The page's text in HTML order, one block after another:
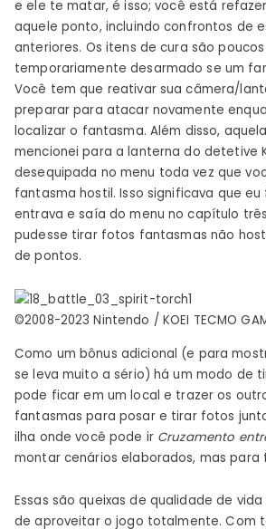
e ele te matar, é isso; você está
aquele ponto, incluindo confrontos de
anteriores. Os itens de cura são
temporariamente desarmado se um
Você tem que reativar sua câmera/
preparar para atacar novamente
localizar o fantasma. Além disso,
mencionei para a lanterna do detetive
desequipada no menu toda vez que
fantasma hostil. Isso significava que
entrava e saía do menu no capítulo
pudesse tirar fotos fantasmas não
de pontos.
©2008-2023 Nintendo / KOEI TECMO
Como um bônus adicional (e para
se leva muito a sério) há um modo de
pode ficar em um local e trazer os
fantasmas para posar e tirar fotos
ilha onde você pode ir Cruzamento
montar cenários elaborados, mas para
Essas são queixas de qualidade de
de aproveitar o jogo totalmente. Com